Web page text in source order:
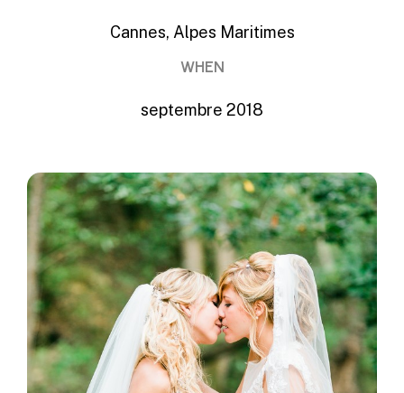
Cannes, Alpes Maritimes
WHEN
septembre 2018